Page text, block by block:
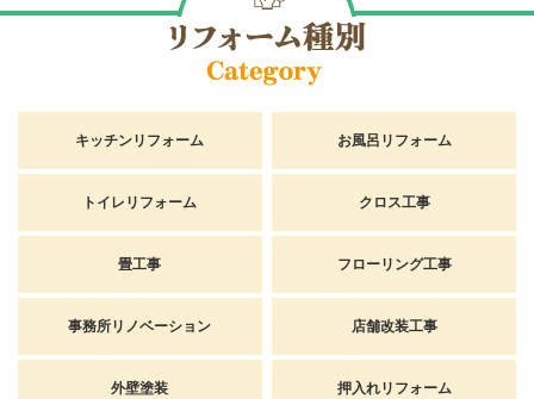
キッチンリフォーム お風呂リフォーム
トイレリフォーム クロス工事
畳工事 フローリング工事
事務所リノベーション 店舗改装工事
外壁塗装 押入れリフォーム